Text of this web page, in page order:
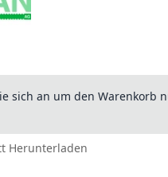
sich an um den Warenkorb
Herunterladen